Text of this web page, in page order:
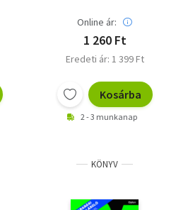
Online ár:
1 260 Ft
Eredeti ár: 1 399 Ft
Kosárba
2 - 3 munkanap
KÖNYV